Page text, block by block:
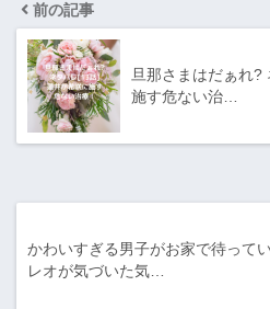
前の記事
旦那さまはだぁれ?
施す危ない治…
かわいすぎる男子がお家で待って
レオが気づいた気…